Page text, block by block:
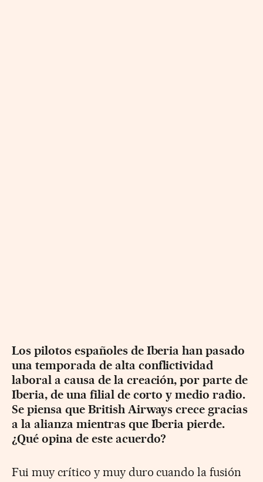
Los pilotos españoles de Iberia han pasado
una temporada de alta conflictividad
laboral a causa de la creación, por parte de
Iberia, de una filial de corto y medio radio.
Se piensa que British Airways crece gracias
a la alianza mientras que Iberia pierde.
¿Qué opina de este acuerdo?
Fui muy crítico y muy duro cuando la fusión